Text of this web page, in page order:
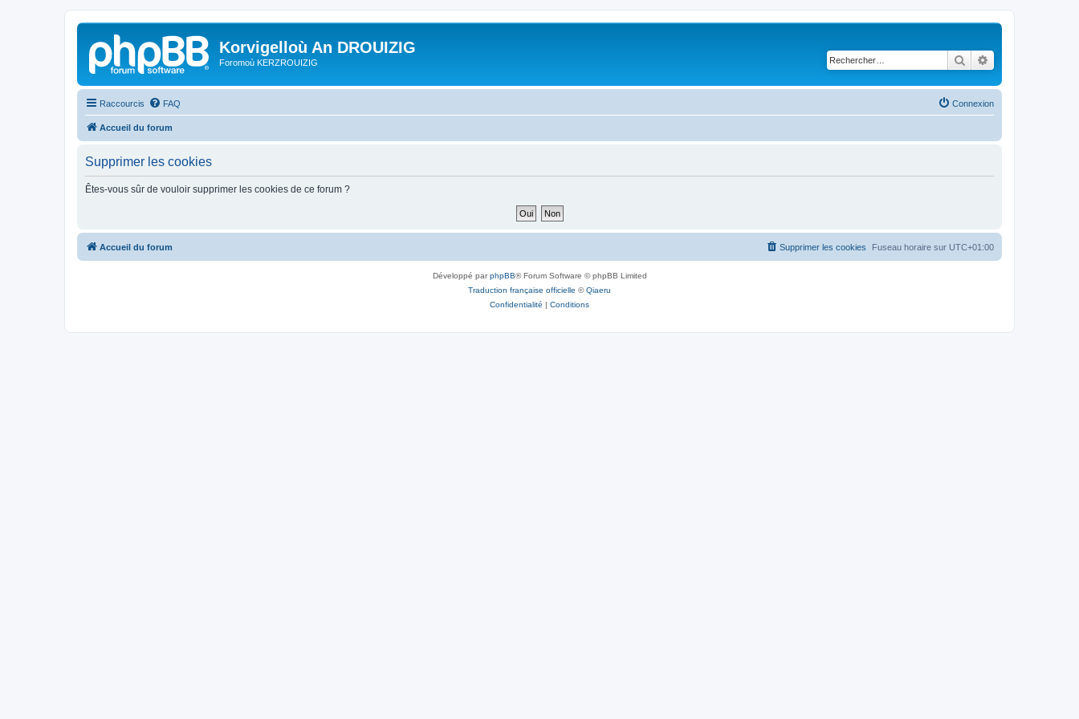
Korvigelloù An DROUIZIG
Foromoù KERZROUIZIG Rechercher
Raccourcis FAQ Connexion
Accueil du forum
Supprimer les cookies
Êtes-vous sûr de vouloir supprimer les cookies de ce forum ?
Accueil du forum Fuseau horaire sur UTC+01:00
Supprimer les cookies
Développé parphpBB® Forum Software © phpBB Limited
Traduction française officielle ©Qiaeru
Confidentialité | Conditions